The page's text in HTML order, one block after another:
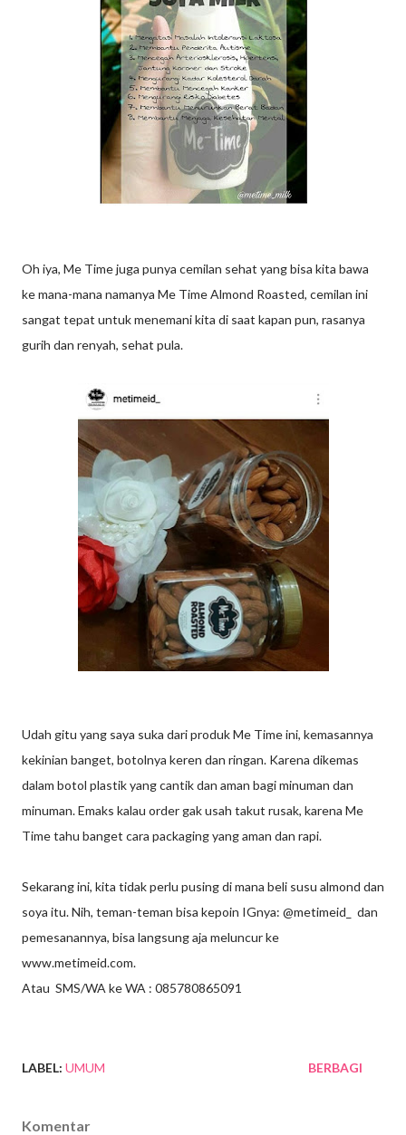
Oh iya, Me Time juga punya cemilan sehat yang bisa kita bawa
ke mana-mana namanya Me Time Almond Roasted, cemilan ini
sangat tepat untuk menemani kita di saat kapan pun, rasanya
gurih dan renyah, sehat pula.
Udah gitu yang saya suka dari produk Me Time ini, kemasannya
kekinian banget, botolnya keren dan ringan. Karena dikemas
dalam botol plastik yang cantik dan aman bagi minuman dan
minuman. Emaks kalau order gak usah takut rusak, karena Me
Time tahu banget cara packaging yang aman dan rapi.
Sekarang ini, kita tidak perlu pusing di mana beli susu almond dan
soya itu. Nih, teman-teman bisa kepoin IGnya: @metimeid_ dan
pemesanannya, bisa langsung aja meluncur ke
www.metimeid.com.
Atau SMS/WA ke WA : 085780865091
LABEL: UMUM BERBAGI
Komentar